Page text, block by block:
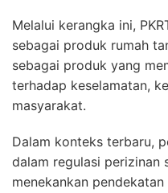
Melalui kerangka ini,
sebagai produk rumah
sebagai produk yang
terhadap keselamatan,
masyarakat.
Dalam konteks terbaru,
dalam regulasi perizinan
menekankan